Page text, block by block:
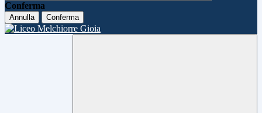
Conferma
Annulla Conferma